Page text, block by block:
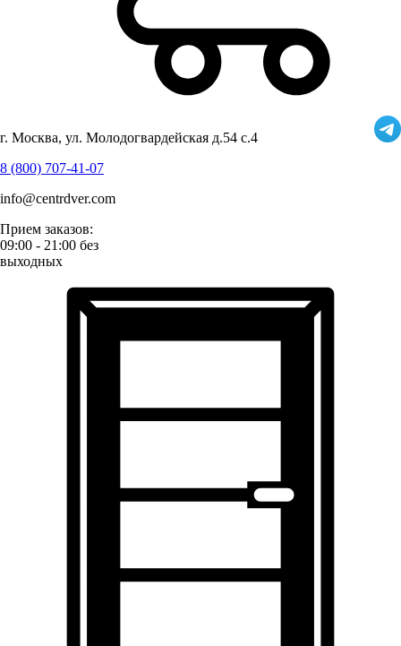
г. Москва, ул. Молодогвардейская д.54 с.4
8 (800) 707-41-07
info@centrdver.com
Прием заказов:
09:00 - 21:00 без
выходных